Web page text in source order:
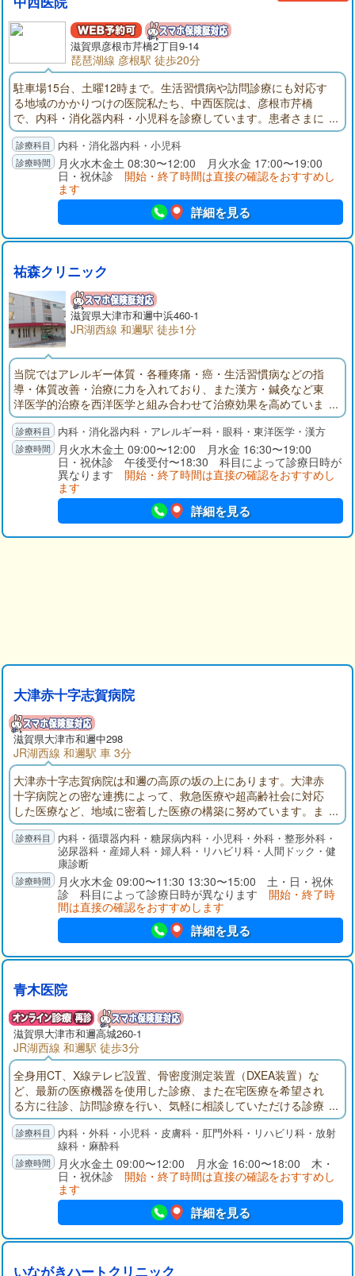
滋賀県彦根市芹橋2丁目9-14
琵琶湖線 彦根駅 徒歩20分
駐車場15台、土曜12時まで。生活習慣病や訪問診療にも対応す
る地域のかかりつけの医院私たち、中西医院は、彦根市芹橋
で、内科・消化器内科・小児科を診療しています。患者さまに
心から頼っていただける内科・消化器内科・小児科のホームド
クターとして、地域に根ざした治療に取り組んでいます。当院
は消化器内科の診療に強みを持っています。院長は日本消化器
病学会認定 消化器病専門医の資格を持ち、この分野では、現
在までに30年におよぶキャリアを有しています。これらに裏付
けられた当院の診療は、逆流性食道炎、急性胃炎、慢性胃炎、
胃潰瘍、十二指腸潰瘍、胆石症、ウイルス性肝炎、急性すい炎
など、広く対応いたします。検査での胃カメラでは、「口か
感が少ないよう心がけています。また、地域の多くの医療機関
と連携しているため、必要な場合は、迅速に他の病院へ紹介す
ることが可能です。内科では、風邪や感染症はもちろん、特に
生活習慣病の診療に力をいれています。糖尿病、高血圧、高脂
血症、高尿酸血症などの病気は、中高年のみならず、若い患者
さまにも増えています。お身体に不調を感じる方は、まず当院
にて血液検査を受けていただくことをおすすめします。なお小
児科ではお子さまの定期予防接種に対応しており、彦根市在住
の方は無料で接種可能です。当院へは、近江鉄道本線・ひこね
芹川駅から徒歩約16分、JR東海道線・彦根駅から徒歩約20分の
場所にあります。駐車場は15台分のご用意があります。
内科・消化器内科・小児科
月火水木金土 08:30〜12:00 月火水金 17:00〜19:00
日・祝休診 開始・終了時間は直接の確認をおすすめし
ます
詳細を見る
祐森クリニック
滋賀県大津市和邇中浜460-1
JR湖西線 和邇駅 徒歩1分
当院ではアレルギー体質・各種疼痛・癌・生活習慣病などの指
導・体質改善・治療に力を入れており、また漢方・鍼灸など東
洋医学的治療を西洋医学と組み合わせて治療効果を高めていま
す。また眼科での白内障・緑内障の手術や胃腸科での胃・大腸
のポリープ・癌のポリペクトミー及び粘膜切除術切除などは最
新の設備で日帰り手術を行っています。
内科・消化器内科・アレルギー科・眼科・東洋医学・漢方
月火水木金土 09:00〜12:00 月水金 16:30〜19:00
日・祝休診 午後受付〜18:30 科目によって診療日時が
異なります 開始・終了時間は直接の確認をおすすめし
ます
詳細を見る
大津赤十字志賀病院
滋賀県大津市和邇中298
JR湖西線 和邇駅 車 3分
大津赤十字志賀病院は和邇の高原の坂の上にあります。大津赤
十字病院との密な連携によって、救急医療や超高齢社会に対応
した医療など、地域に密着した医療の構築に努めています。ま
た、地域の皆さんの健康増進と病気の早期発見などの予防医学
を推し進め、早期治療に寄与するとともに、療養型病床と地域
包括ケア病床を設けることで、命を尊び、心のケアまでを考え
た生涯医療と生涯看護の提供に努めています。
内科・循環器内科・糖尿病内科・小児科・外科・整形外科・
泌尿器科・産婦人科・婦人科・リハビリ科・人間ドック・健
康診断
月火水木金 09:00〜11:30 13:30〜15:00 土・日・祝休
診 科目によって診療日時が異なります 開始・終了時
間は直接の確認をおすすめします
詳細を見る
青木医院
滋賀県大津市和邇高城260-1
JR湖西線 和邇駅 徒歩3分
全身用CT、X線テレビ設置、骨密度測定装置（DXEA装置）な
ど、最新の医療機器を使用した診療、また在宅医療を希望され
る方に往診、訪問診療を行い、気軽に相談していただける診療
所を目指します。
内科・外科・小児科・皮膚科・肛門外科・リハビリ科・放射
線科・麻酔科
月火水金土 09:00〜12:00 月水金 16:00〜18:00 木・
日・祝休診 開始・終了時間は直接の確認をおすすめし
ます
詳細を見る
いながきハートクリニック